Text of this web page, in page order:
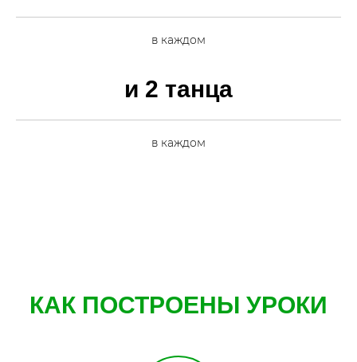
в каждом
и 2 танца
в каждом
КАК ПОСТРОЕНЫ УРОКИ